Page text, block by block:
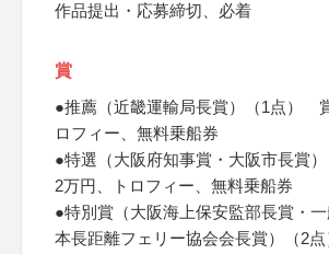
作品提出・応募締切、必着
賞
●推薦（近畿運輸局長賞）（1点）
ロフィー、無料乗船券
●特選（大阪府知事賞・大阪市長賞
2万円、トロフィー、無料乗船券
●特別賞（大阪海上保安監部長賞・
本長距離フェリー協会会長賞）（2